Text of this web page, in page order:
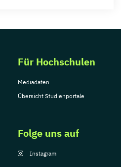
Für Hochschulen
Mediadaten
Übersicht Studienportale
Folge uns auf
Instagram